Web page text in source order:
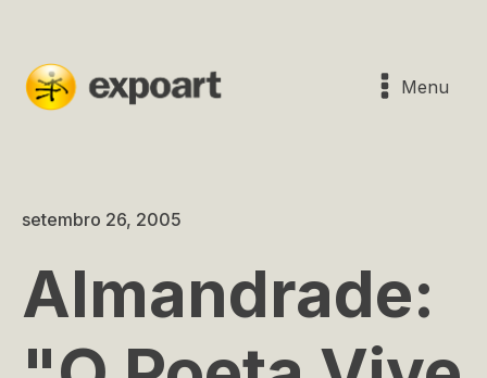
Menu
setembro 26, 2005
Almandrade: